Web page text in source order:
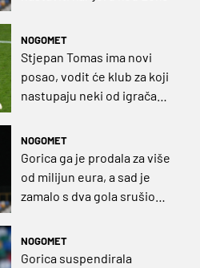
NOGOMET
Stjepan Tomas ima novi
posao, vodit će klub za koji
nastupaju neki od igrača
NOGOMET
Gorica ga je prodala za više
od milijun eura, a sad je
zamalo s dva gola srušio
NOGOMET
Gorica suspendirala